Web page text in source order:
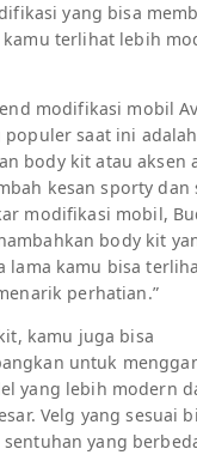
yang bisa
kamu terlihat lebih
modifikasi mobil
populer saat ini adalah
body kit atau aksen
kesan sporty dan
modifikasi mobil,
body kit
lama kamu bisa
perhatian.”
kamu juga bisa
untuk
yang lebih modern
Velg yang sesuai
yang